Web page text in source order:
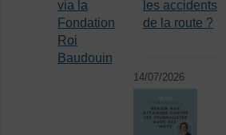
via la
Fondation
Roi
Baudouin
les accidents
de la route ?
14/07/2026